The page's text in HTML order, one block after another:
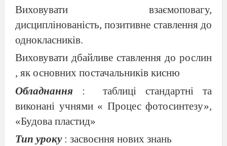
Виховувати взаємоповагу,
дисциплінованість, позитивне ставлення до
однокласників.
Виховувати дбайливе ставлення до рослин
, як основних постачальників кисню
Обладнання
:
таблиці стандартні та
виконані учнями « Процес фотосинтезу»,
«Будова пластид»
Тип уроку: засвоєння нових знань